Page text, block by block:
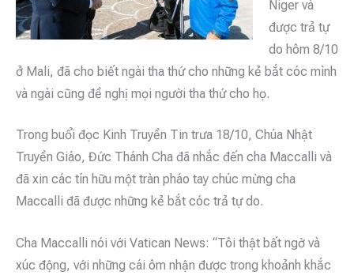
Niger và
được trả tự
do hôm 8/10
ở Mali, đã cho biết ngài tha thứ cho những kẻ bắt cóc mình
và ngài cũng đề nghị mọi người tha thứ cho họ.
Trong buổi đọc Kinh Truyền Tin trưa 18/10, Chúa Nhật
Truyền Giáo, Đức Thánh Cha đã nhắc đến cha Maccalli và
đã xin các tín hữu một tràn pháo tay chúc mừng cha
Maccalli đã được những kẻ bắt cóc trả tự do.
Cha Maccalli nói với Vatican News: “Tôi thật bất ngờ và
xúc động, với những cái ôm nhận được trong khoảnh khắc